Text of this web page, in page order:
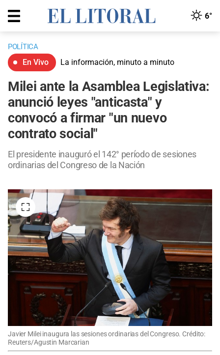
6°
POLÍTICA
En Vivo La información, minuto a minuto
Milei ante la Asamblea Legislativa:
anunció leyes "anticasta" y
convocó a firmar "un nuevo
contrato social"
El presidente inauguró el 142° período de sesiones
ordinarias del Congreso de la Nación
Javier Milei inaugura las sesiones ordinarias del Congreso. Crédito:
Reuters/Agustin Marcarian